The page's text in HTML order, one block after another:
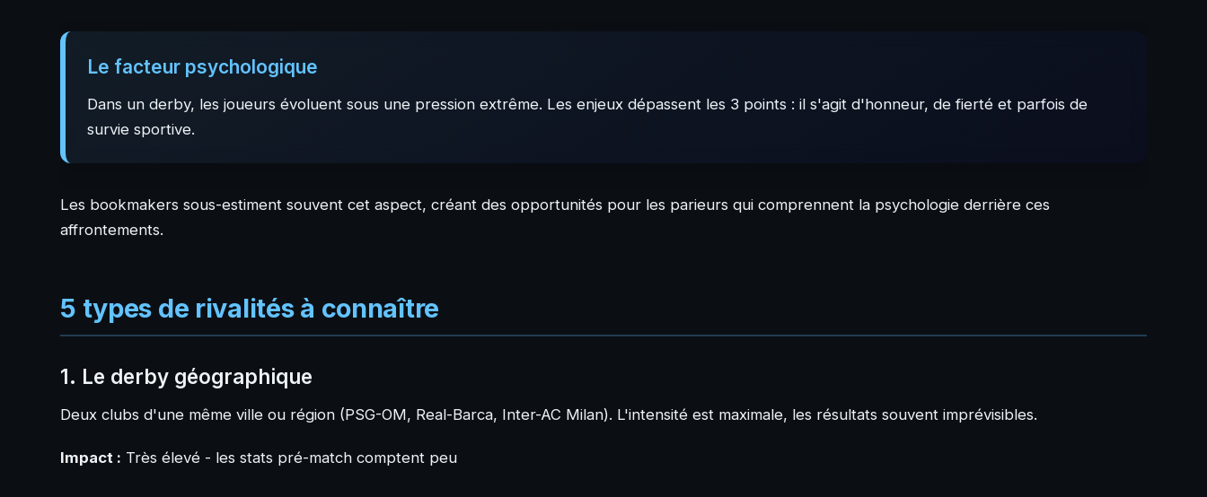
Le facteur psychologique
Dans un derby, les joueurs évoluent sous une pression extrême. Les enjeux dépassent les 3 points : il s'agit d'honneur, de fierté et parfois de
survie sportive.
Les bookmakers sous-estiment souvent cet aspect, créant des opportunités pour les parieurs qui comprennent la psychologie derrière ces
affrontements.
5 types de rivalités à connaître
1. Le derby géographique
Deux clubs d'une même ville ou région (PSG-OM, Real-Barca, Inter-AC Milan). L'intensité est maximale, les résultats souvent imprévisibles.
Impact : Très élevé - les stats pré-match comptent peu